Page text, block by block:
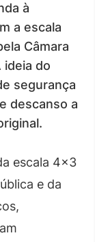
à
a escala
Câmara
ideia do
segurança
descanso a
escala 4×3
e da